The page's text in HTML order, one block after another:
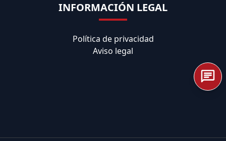
INFORMACIÓN LEGAL
Política de privacidad
Aviso legal